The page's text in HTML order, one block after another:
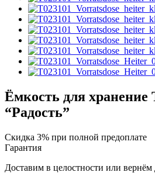
Ёмкость для хранение
“Радость”
Скидка 3% при полной предоплате
Гарантия
Доставим в целостности или вернём